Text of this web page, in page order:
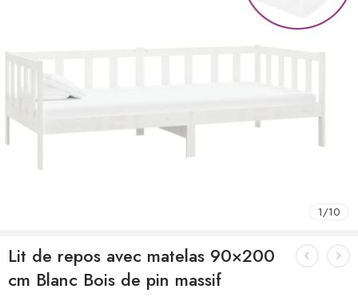
1/10
Lit de repos avec matelas 90×200
cm Blanc Bois de pin massif